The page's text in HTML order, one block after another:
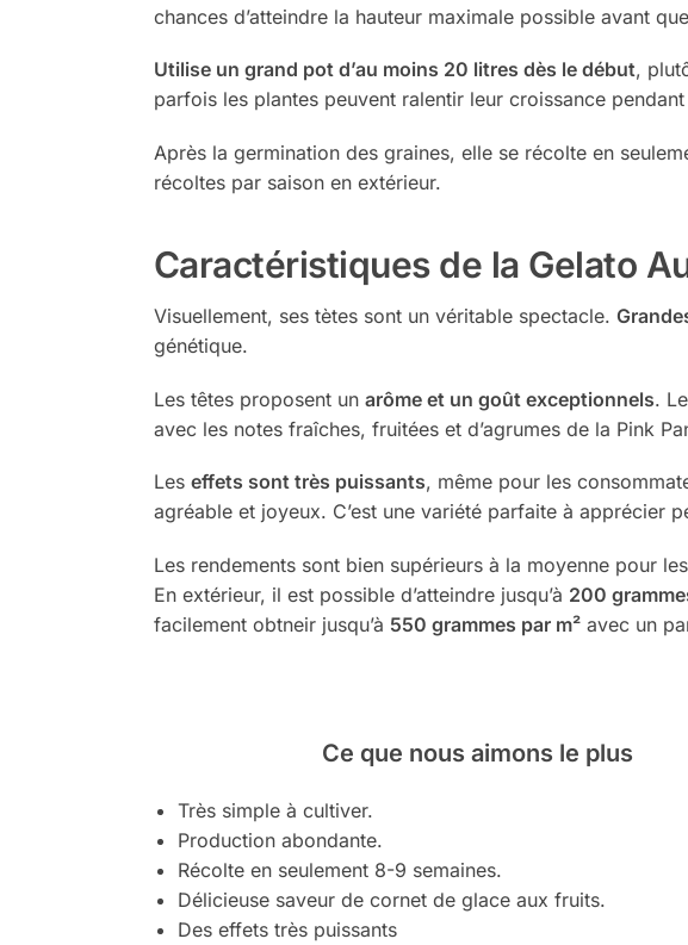
chances d’atteindre la hauteur maximale possible avant
Utilise un grand pot d’au moins 20 litres dès le début,
parfois les plantes peuvent ralentir leur croissance
Après la germination des graines, elle se récolte en
récoltes par saison en extérieur.
Caractéristiques de la Gelato
Visuellement, ses tètes sont un véritable spectacle.
génétique.
Les têtes proposent un arôme et un goût exceptionnels.
avec les notes fraîches, fruitées et d’agrumes de la Pink
Les effets sont très puissants, même pour les
agréable et joyeux. C’est une variété parfaite à apprécier
Les rendements sont bien supérieurs à la moyenne pour
En extérieur, il est possible d’atteindre jusqu’à 200
facilement obtneir jusqu’à 550 grammes par m²avec un
Ce que nous aimons le plus
Très simple à cultiver.
Production abondante.
Récolte en seulement 8-9 semaines.
Délicieuse saveur de cornet de glace aux fruits.
Des effets très puissants